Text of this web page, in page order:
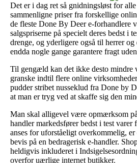
Det er i dag ret så gnidningsløst for
sammenligne priser fra forskellige
de fleste Done By Deer e-forhandlere
salgspriserne på specielt deres bedst i
drenge, og yderligere også til herrer
endda nogle gange garantere fragt
Til gengæld kan det ikke desto mindre
granske indtil flere online
pudder stribet nusseklud fra Done by
at man er tryg ved at skaffe sig den
Man skal alligevel være opmærksom
handler markedsfører bedst i test varer
anses for uforståeligt overkommelig,
bevis på en bedragerisk e-handler.
heldigvis inkluderet i
overfor uærlige internet butikker.